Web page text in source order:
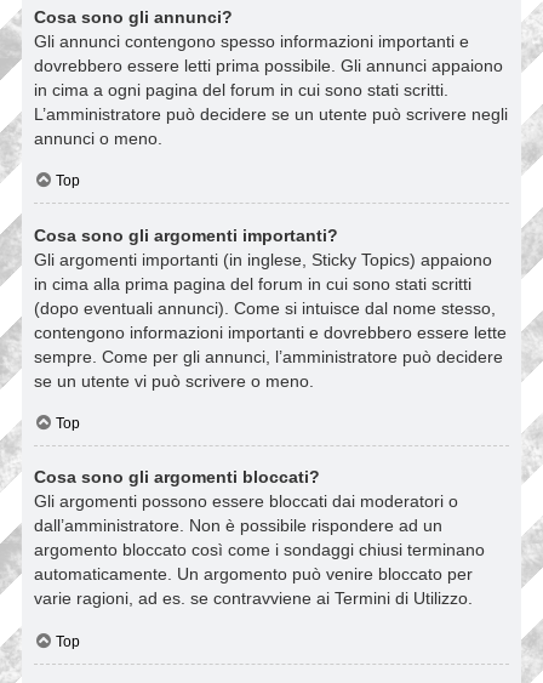
Cosa sono gli annunci?
Gli annunci contengono spesso informazioni importanti e
dovrebbero essere letti prima possibile. Gli annunci appaiono
in cima a ogni pagina del forum in cui sono stati scritti.
L’amministratore può decidere se un utente può scrivere negli
annunci o meno.
Top
Cosa sono gli argomenti importanti?
Gli argomenti importanti (in inglese, Sticky Topics) appaiono
in cima alla prima pagina del forum in cui sono stati scritti
(dopo eventuali annunci). Come si intuisce dal nome stesso,
contengono informazioni importanti e dovrebbero essere lette
sempre. Come per gli annunci, l’amministratore può decidere
se un utente vi può scrivere o meno.
Top
Cosa sono gli argomenti bloccati?
Gli argomenti possono essere bloccati dai moderatori o
dall’amministratore. Non è possibile rispondere ad un
argomento bloccato così come i sondaggi chiusi terminano
automaticamente. Un argomento può venire bloccato per
varie ragioni, ad es. se contravviene ai Termini di Utilizzo.
Top